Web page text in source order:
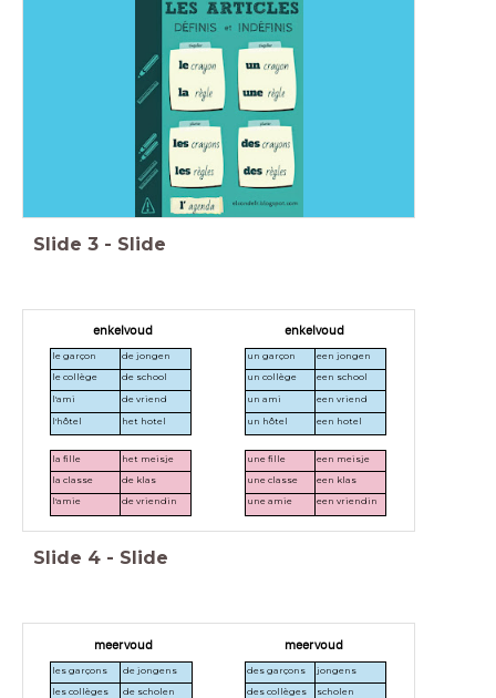
Slide 3 - Slide
enkelvoud enkelvoud
le garçon
de jongen
le collège
de school
l'ami
de vriend
l'hôtel
het hotel
la fille
het meisje
la classe
de klas
l'amie
de vriendin
un garçon
een jongen
un collège
een school
un ami
een vriend
un hôtel
een hotel
une fille
een meisje
une classe
een klas
une amie
een vriendin
Slide 4 - Slide
meervoud meervoud
les garçons
de jongens
les collèges
de scholen
des garçons
jongens
des collèges
scholen